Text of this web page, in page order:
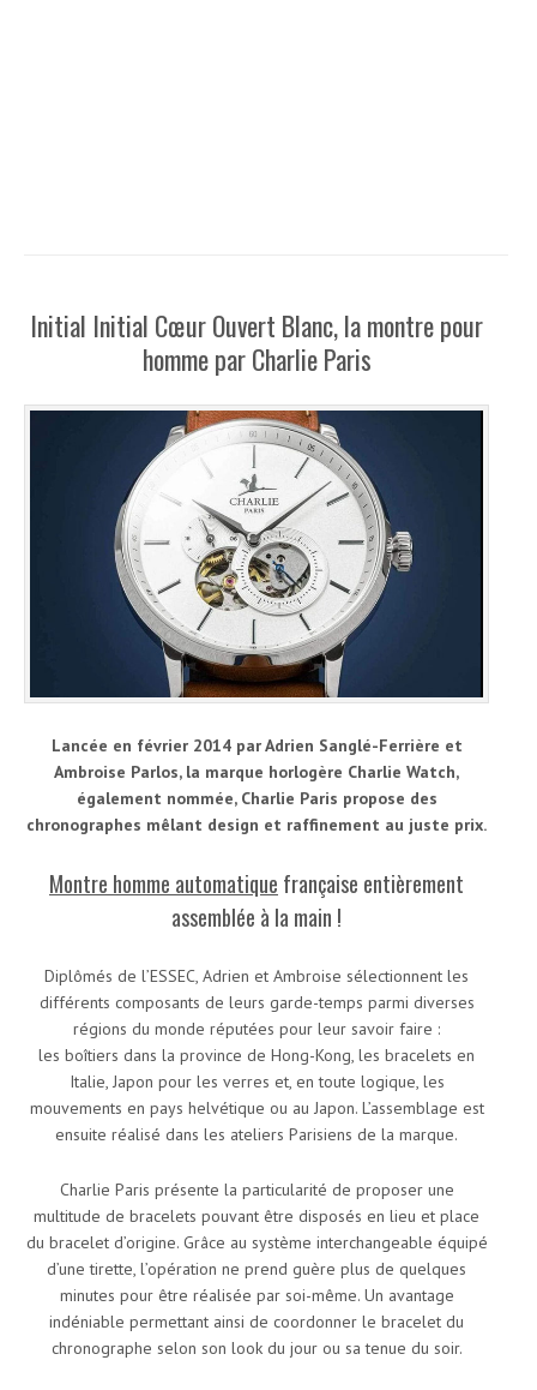
Initial Initial Cœur Ouvert Blanc, la montre pour
homme par Charlie Paris
Lancée en février 2014 par Adrien Sanglé-Ferrière et
Ambroise Parlos, la marque horlogère Charlie Watch,
également nommée, Charlie Paris propose des
chronographes mêlant design et raffinement au juste prix.
Montre homme automatique française entièrement
assemblée à la main !
Diplômés de l’ESSEC, Adrien et Ambroise sélectionnent les
différents composants de leurs garde-temps parmi diverses
régions du monde réputées pour leur savoir faire :
les boîtiers dans la province de Hong-Kong, les bracelets en
Italie, Japon pour les verres et, en toute logique, les
mouvements en pays helvétique ou au Japon. L’assemblage est
ensuite réalisé dans les ateliers Parisiens de la marque.
Charlie Paris présente la particularité de proposer une
multitude de bracelets pouvant être disposés en lieu et place
du bracelet d’origine. Grâce au système interchangeable équipé
d’une tirette, l’opération ne prend guère plus de quelques
minutes pour être réalisée par soi-même. Un avantage
indéniable permettant ainsi de coordonner le bracelet du
chronographe selon son look du jour ou sa tenue du soir.